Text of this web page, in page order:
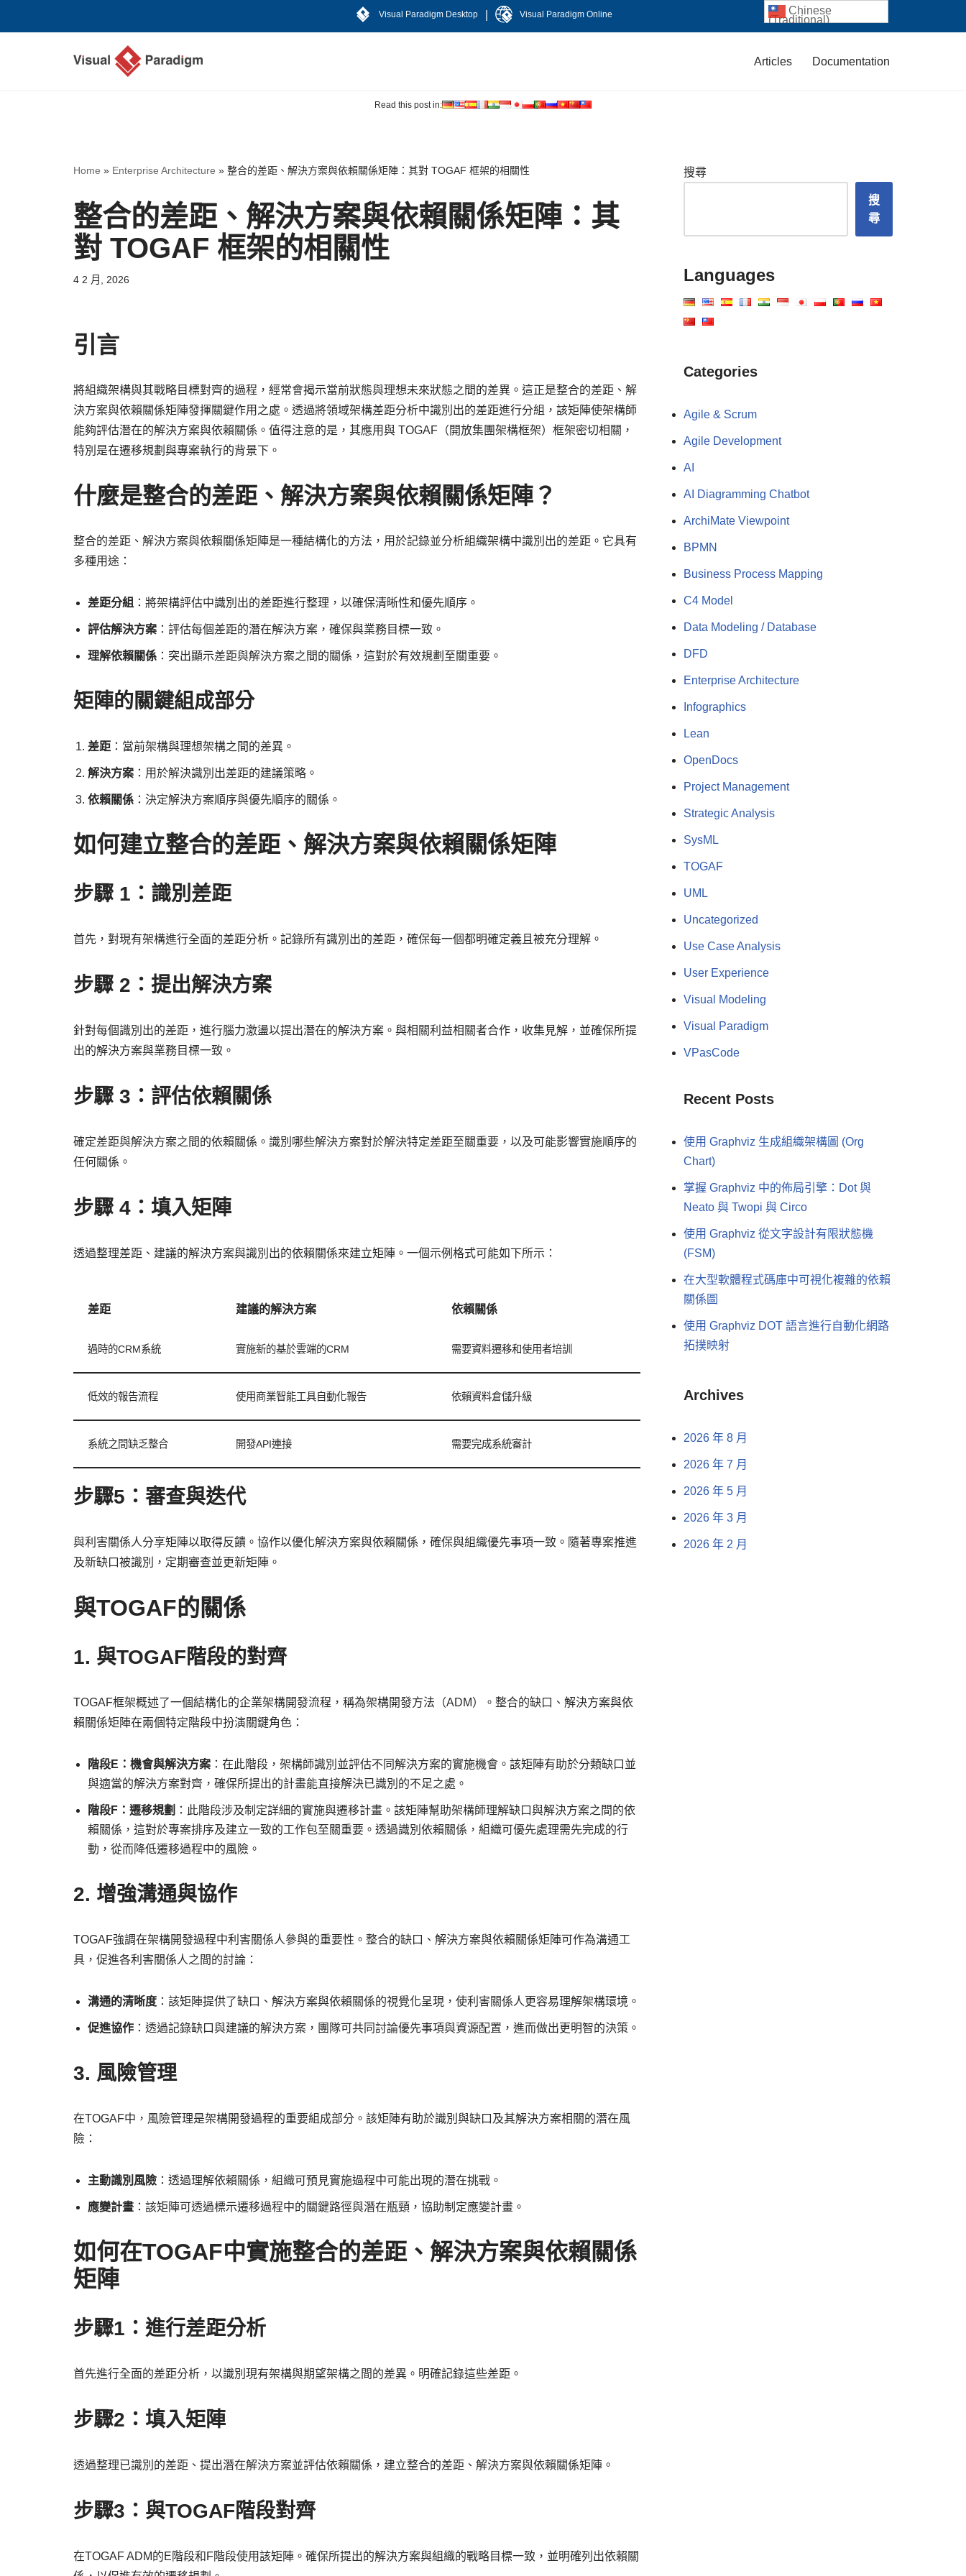
Visual Paradigm Desktop Visual Paradigm Online
Articles Documentation
Read this post in:
Home » Enterprise Architecture » 整合的差距、解決方案與依賴關係矩陣：其對 TOGAF 框架的相關性
整合的差距、解決方案與依賴關係矩陣：其
對 TOGAF 框架的相關性
4 2 月, 2026
引言
將組織架構與其戰略目標對齊的過程，經常會揭示當前狀態與理想未來狀態之間的差異。這正是整合的差距、解
決方案與依賴關係矩陣發揮關鍵作用之處。透過將領域架構差距分析中識別出的差距進行分組，該矩陣使架構師
能夠評估潛在的解決方案與依賴關係。值得注意的是，其應用與 TOGAF（開放集團架構框架）框架密切相關，
特別是在遷移規劃與專案執行的背景下。
什麼是整合的差距、解決方案與依賴關係矩陣？
整合的差距、解決方案與依賴關係矩陣是一種結構化的方法，用於記錄並分析組織架構中識別出的差距。它具有
多種用途：
差距分組 ：將架構評估中識別出的差距進行整理，以確保清晰性和優先順序。
評估解決方案 ：評估每個差距的潛在解決方案，確保與業務目標一致。
理解依賴關係 ：突出顯示差距與解決方案之間的關係，這對於有效規劃至關重要。
矩陣的關鍵組成部分
差距 ：當前架構與理想架構之間的差異。
解決方案 ：用於解決識別出差距的建議策略。
依賴關係 ：決定解決方案順序與優先順序的關係。
如何建立整合的差距、解決方案與依賴關係矩陣
步驟 1：識別差距
首先，對現有架構進行全面的差距分析。記錄所有識別出的差距，確保每一個都明確定義且被充分理解。
步驟 2：提出解決方案
針對每個識別出的差距，進行腦力激盪以提出潛在的解決方案。與相關利益相關者合作，收集見解，並確保所提
出的解決方案與業務目標一致。
步驟 3：評估依賴關係
確定差距與解決方案之間的依賴關係。識別哪些解決方案對於解決特定差距至關重要，以及可能影響實施順序的
任何關係。
步驟 4：填入矩陣
透過整理差距、建議的解決方案與識別出的依賴關係來建立矩陣。一個示例格式可能如下所示：
差距 建議的解決方案 依賴關係
過時的CRM系統 實施新的基於雲端的CRM 需要資料遷移和使用者培訓
低效的報告流程 使用商業智能工具自動化報告 依賴資料倉儲升級
系統之間缺乏整合 開發API連接 需要完成系統審計
步驟5：審查與迭代
與利害關係人分享矩陣以取得反饋。協作以優化解決方案與依賴關係，確保與組織優先事項一致。隨著專案推進
及新缺口被識別，定期審查並更新矩陣。
與TOGAF的關係
1. 與TOGAF階段的對齊
TOGAF框架概述了一個結構化的企業架構開發流程，稱為架構開發方法（ADM）。整合的缺口、解決方案與依
賴關係矩陣在兩個特定階段中扮演關鍵角色：
階段E：機會與解決方案 ：在此階段，架構師識別並評估不同解決方案的實施機會。該矩陣有助於分類缺口並
與適當的解決方案對齊，確保所提出的計畫能直接解決已識別的不足之處。
階段F：遷移規劃 ：此階段涉及制定詳細的實施與遷移計畫。該矩陣幫助架構師理解缺口與解決方案之間的依
賴關係，這對於專案排序及建立一致的工作包至關重要。透過識別依賴關係，組織可優先處理需先完成的行
動，從而降低遷移過程中的風險。
2. 增強溝通與協作
TOGAF強調在架構開發過程中利害關係人參與的重要性。整合的缺口、解決方案與依賴關係矩陣可作為溝通工
具，促進各利害關係人之間的討論：
溝通的清晰度 ：該矩陣提供了缺口、解決方案與依賴關係的視覺化呈現，使利害關係人更容易理解架構環境。
促進協作 ：透過記錄缺口與建議的解決方案，團隊可共同討論優先事項與資源配置，進而做出更明智的決策。
3. 風險管理
在TOGAF中，風險管理是架構開發過程的重要組成部分。該矩陣有助於識別與缺口及其解決方案相關的潛在風
險：
主動識別風險 ：透過理解依賴關係，組織可預見實施過程中可能出現的潛在挑戰。
應變計畫 ：該矩陣可透過標示遷移過程中的關鍵路徑與潛在瓶頸，協助制定應變計畫。
如何在TOGAF中實施整合的差距、解決方案與依賴關係
矩陣
步驟1：進行差距分析
首先進行全面的差距分析，以識別現有架構與期望架構之間的差異。明確記錄這些差距。
步驟2：填入矩陣
透過整理已識別的差距、提出潛在解決方案並評估依賴關係，建立整合的差距、解決方案與依賴關係矩陣。
步驟3：與TOGAF階段對齊
在TOGAF ADM的E階段和F階段使用該矩陣。確保所提出的解決方案與組織的戰略目標一致，並明確列出依賴關
搜尋
搜
尋
Languages
Categories
Agile & Scrum
Agile Development
AI
AI Diagramming Chatbot
ArchiMate Viewpoint
BPMN
Business Process Mapping
C4 Model
Data Modeling / Database
DFD
Enterprise Architecture
Infographics
Lean
OpenDocs
Project Management
Strategic Analysis
SysML
TOGAF
UML
Uncategorized
Use Case Analysis
User Experience
Visual Modeling
Visual Paradigm
VPasCode
Recent Posts
使用 Graphviz 生成組織架構圖 (Org
Chart)
掌握 Graphviz 中的佈局引擎：Dot 與
Neato 與 Twopi 與 Circo
使用 Graphviz 從文字設計有限狀態機
(FSM)
在大型軟體程式碼庫中可視化複雜的依賴
關係圖
使用 Graphviz DOT 語言進行自動化網路
拓撲映射
Archives
2026 年 8 月
2026 年 7 月
2026 年 5 月
2026 年 3 月
2026 年 2 月
Chinese
(Traditional)